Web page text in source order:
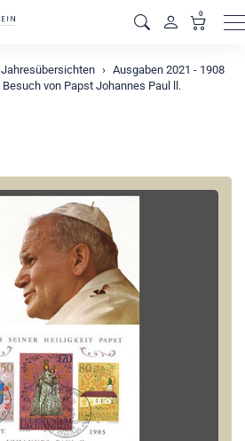
0
Jahresübersichten
Ausgaben 2021 - 1908
Besuch von Papst Johannes Paul ll.